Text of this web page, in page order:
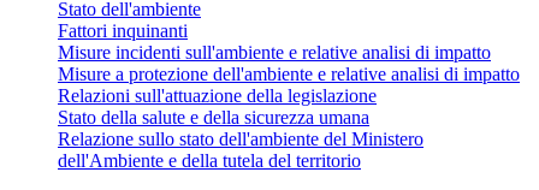
Stato dell'ambiente
Fattori inquinanti
Misure incidenti sull'ambiente e relative analisi di impatto
Misure a protezione dell'ambiente e relative analisi di impatto
Relazioni sull'attuazione della legislazione
Stato della salute e della sicurezza umana
Relazione sullo stato dell'ambiente del Ministero
dell'Ambiente e della tutela del territorio